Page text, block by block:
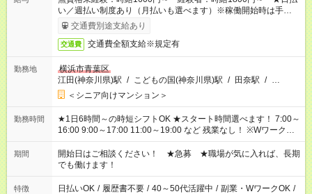
い／週払い制度あり（月払いも選べます）※稼働開始時は手続き
完了次第のお支払いとなります。
交通費別途支給あり
交通費 交通費全額支給※規定有
勤務地
横浜市青葉区
江田(神奈川県)駅 / こどもの国(神奈川県)駅 / 田奈駅 / …
＜シニア向けマンション＞
勤務時間
★1日6時間～の時短シフトOK ★スタート時間選べます！ 7:00～
16:00 9:00～17:00 11:00～19:00 など 残業なし！ ※Wワークの
場合、他のお仕事と合わせ週40時間超の就業はご案内できませ
ん ※法令に基づき、週20時間以上勤務は社会保険への加入対象
となります ※労働者派遣法（日雇い派遣の原則禁止）により、
短時間・短期間の就業はご案内が難しい場合があります
期間
開始日はご相談ください！ ★急募 ★職場が気に入れば、長期
でも働けます！
特徴 日払いOK / 履歴書不要 / 40～50代活躍中 / 副業・WワークOK /